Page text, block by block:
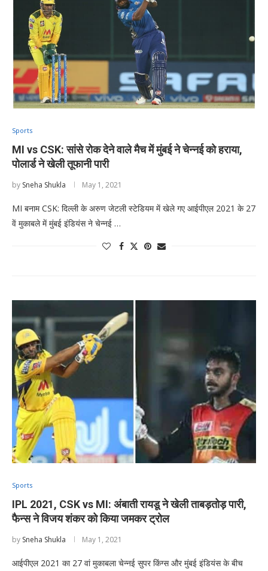
Sports
MI vs CSK: सांसे रोक देने वाले मैच में मुंबई ने चेन्नई को हराया,
पोलार्ड ने खेली तूफानी पारी
by Sneha Shukla May 1, 2021
MI बनाम CSK: दिल्ली के अरुण जेटली स्टेडियम में खेले गए आईपीएल 2021 के 27
वें मुकाबले में मुंबई इंडियंस ने चेन्नई …
Sports
IPL 2021, CSK vs MI: अंबाती रायडू ने खेली ताबड़तोड़ पारी,
फैन्स ने विजय शंकर को किया जमकर ट्रोल
by Sneha Shukla May 1, 2021
आईपीएल 2021 का 27 वां मुकाबला चेन्नई सुपर किंग्स और मुंबई इंडियंस के बीच